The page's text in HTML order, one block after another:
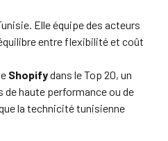
Elle équipe des acteurs
entre flexibilité et coût
Shopifydans le Top 20, un
haute performance ou de
la technicité tunisienne